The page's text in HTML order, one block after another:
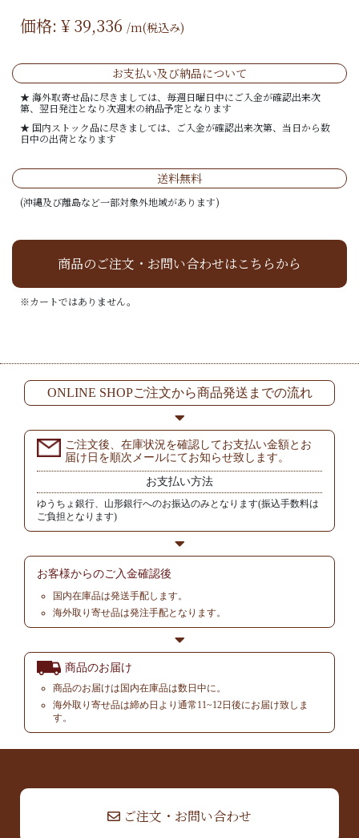
価格: ¥39,336 /m(税込み)
お支払い及び納品について
★ 海外取寄せ品に尽きましては、毎週日曜日中にご入金が確認出来次
第、翌日発注となり次週末の納品予定となります
★ 国内ストック品に尽きましては、ご入金が確認出来次第、当日から数
日中の出荷となります
送料無料
(沖縄及び離島など一部対象外地域があります)
商品のご注文・お問い合わせはこちらから
※カートではありません。
ONLINE SHOPご注文から商品発送までの流れ
ご注文後、在庫状況を確認してお支払い金額とお
届け日を順次メールにてお知らせ致します。
お支払い方法
ゆうちょ銀行、山形銀行へのお振込のみとなります(振込手数料は
ご負担となります)
お客様からのご入金確認後
国内在庫品は発送手配します。
海外取り寄せ品は発注手配となります。
商品のお届け
商品のお届けは国内在庫品は数日中に。
海外取り寄せ品は締め日より通常11~12日後にお届け致しま
す。
ご注文・お問い合わせ